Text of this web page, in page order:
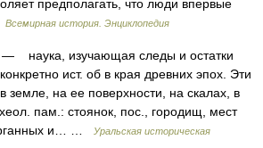
предполагать, что люди впервые
Всемирная история. Энциклопедия
— наука, изучающая следы и остатки
ист. об в края древних эпох. Эти
земле, на ее поверхности, на скалах, в
пам.: стоянок, пос., городищ, мест
и… …
Уральская историческая